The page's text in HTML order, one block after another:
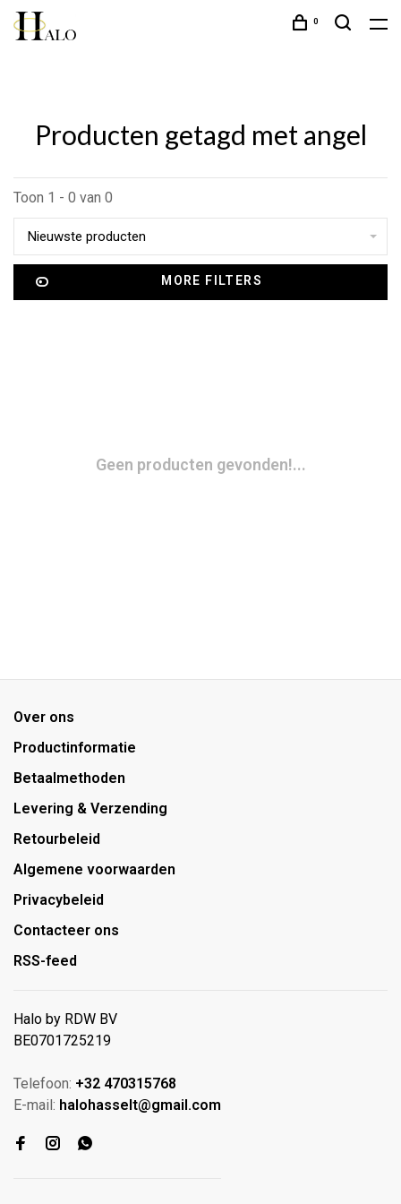
0
Producten getagd met angel
Toon 1 - 0 van 0
Nieuwste producten
MORE FILTERS
Geen producten gevonden!...
Over ons
Productinformatie
Betaalmethoden
Levering & Verzending
Retourbeleid
Algemene voorwaarden
Privacybeleid
Contacteer ons
RSS-feed
Halo by RDW BV
BE0701725219
Telefoon: +32 470315768
E-mail: halohasselt@gmail.com